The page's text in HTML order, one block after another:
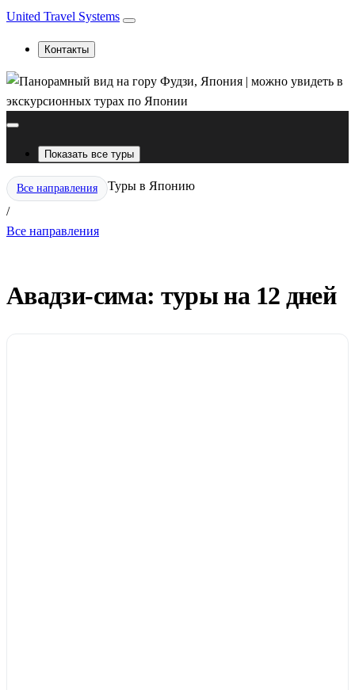
United Travel Systems
Контакты
Показать все туры
Все направления
/
Туры в Японию
Все направления
Авадзи-сима: туры на 12 дней